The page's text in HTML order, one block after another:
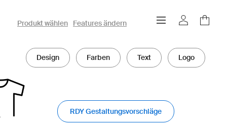
owayo 3D-Konfigurator
Produkt wählen Features ändern
Design Farben Text Logo
RDY Gestaltungsvorschläge